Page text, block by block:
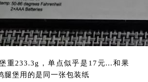
重233.3g，单点似乎是17元...和果
腿堡用的是同一张包装纸